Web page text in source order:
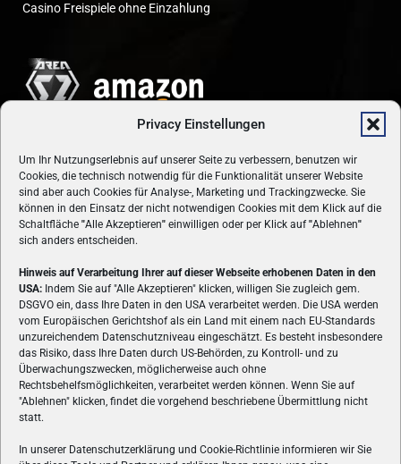
Privacy Einstellungen
Um Ihr Nutzungserlebnis auf unserer Seite zu verbessern, benutzen wir
Cookies, die technisch notwendig für die Funktionalität unserer Website
sind aber auch Cookies für Analyse-, Marketing und Trackingzwecke. Sie
können in den Einsatz der nicht notwendigen Cookies mit dem Klick auf die
Schaltfläche "Alle Akzeptieren" einwilligen oder per Klick auf"Ablehnen"
sich anders entscheiden.
Hinweis auf Verarbeitung Ihrer auf dieser Webseite erhobenen Daten in den
USA: Indem Sie auf "Alle Akzeptieren" klicken, willigen Sie zugleich gem.
DSGVO ein, dass Ihre Daten in den USA verarbeitet werden. Die USA werden
vom Europäischen Gerichtshof als ein Land mit einem nach EU-Standards
unzureichendem Datenschutzniveau eingeschätzt. Es besteht insbesondere
das Risiko, dass Ihre Daten durch US-Behörden, zu Kontroll- und zu
Überwachungszwecken, möglicherweise auch ohne
Rechtsbehelfsmöglichkeiten, verarbeitet werden können. Wenn Sie auf
"Ablehnen" klicken, findet die vorgehend beschriebene Übermittlung nicht
statt.
In unserer Datenschutzerklärung und Cookie-Richtlinie informieren wir Sie
Casino Freispiele ohne Einzahlung
ÜBER UNS
VON GAMERN, FÜR GAMER! Gamers.at ist das älteste Online-
Spielemagazin Österreichs und bringt täglich aktuelle News,
Reviews und Videos zu PC- und Konsolenspielen, Gaming-
Hardware und aus der Welt des e-Sport's.